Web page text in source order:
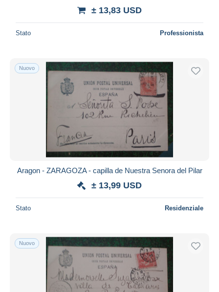
± 13,83 USD
Stato Professionista
Nuovo
Aragon - ZARAGOZA - capilla de Nuestra Senora del Pilar
± 13,99 USD
Stato Residenziale
Nuovo